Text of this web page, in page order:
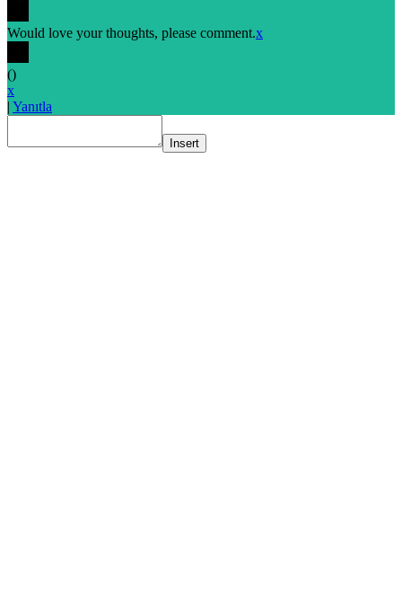
Would love your thoughts, please comment.x
()
x
| Yanıtla
Insert